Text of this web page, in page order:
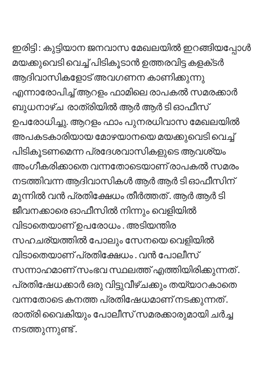
ഇരിട്ടി : കുട്ടിയാന ജനവാസ മേഖലയിൽ ഇറങ്ങിയപ്പോൾ
മയക്കുവെടി വെച്ച് പിടികൂടാൻ ഉത്തരവിട്ട കളക്‌ടർ
ആദിവാസികളോട് അവഗണന കാണിക്കുന്നു
എന്നാരോപിച്ച് ആറളം ഫാമിലെ രാപകൽ സമരക്കാർ
ബുധനാഴ്ച രാത്രിയിൽ ആർ ആർ ടി ഓഫീസ്
ഉപരോധിച്ചു. ആറളം ഫാം പുനരധിവാസ മേഖലയിൽ
അപകടകാരിയായ മോഴയാനയെ മയക്കുവെടി വെച്ച്
പിടികൂടണമെന്ന പ്രദേശവാസികളുടെ ആവശ്യം
അംഗീകരിക്കാതെ വന്നതോടെയാണ് രാപകൽ സമരം
നടത്തിവന്ന ആദിവാസികൾ ആർ ആർ ടി ഓഫീസിന്
മുന്നിൽ വൻ പ്രതിക്ഷേധം തീർത്തത് . ആർ ആർ ടി
ജീവനക്കാരെ ഓഫീസിൽ നിന്നും വെളിയിൽ
വിടാതെയാണ് ഉപരോധം . അടിയന്തിര
സഹചര്യത്തിൽ പോലും സേനയെ വെളിയിൽ
വിടാതെയാണ് പ്രതിക്ഷേധം . വൻ പോലീസ്
സന്നാഹമാണ് സംഭവ സ്ഥലത്ത് എത്തിയിരിക്കുന്നത് .
പ്രതിഷേധക്കാർ ഒരു വിട്ടുവീഴ്ചക്കും തയ്യാറകാതെ
വന്നതോടെ കനത്ത പ്രതിഷേധമാണ് നടക്കുന്നത് .
രാത്രി വൈകിയും പോലീസ് സമരക്കാരുമായി ചർച്ച
നടത്തുന്നുണ്ട് .